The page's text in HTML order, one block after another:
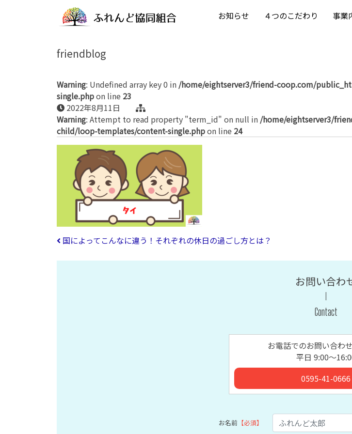
お知らせ ４つのこだわり 事業
friendblog
Warning: Undefined array key 0 in /home/eightserver3/friend-coop.com/
single.phpon line 23
2022年8月11日
Warning: Attempt to read property "term_id" on null in /home/eightserver3/
child/loop-templates/content-single.phpon line 24
投稿ナビゲーション
国によってこんなに違う！それぞれの休日の過ごし方とは？
お問い合わ
Contact
お電話でのお問い合わ
平日 9:00〜
0595-41-0666
お名前 【必須】